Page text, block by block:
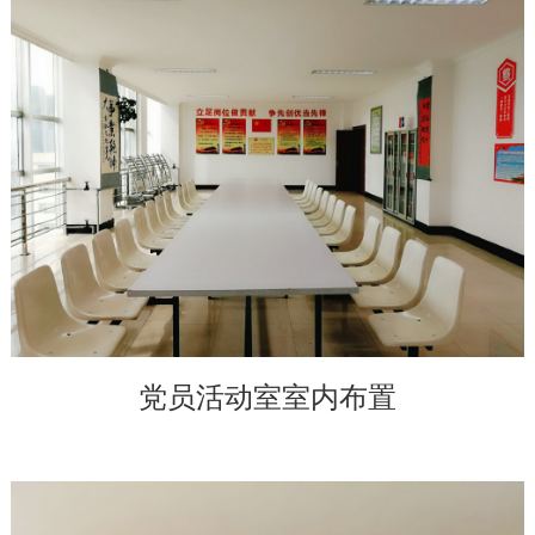
党员活动室室内布置